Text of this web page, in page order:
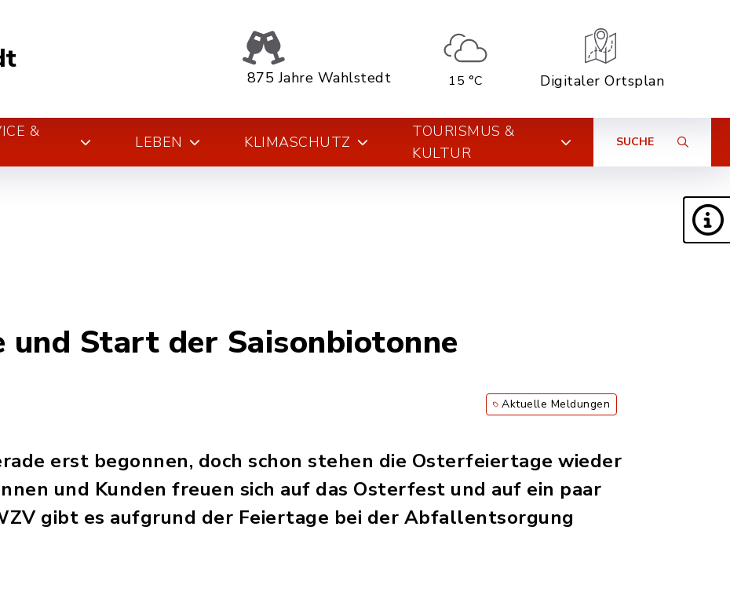
875 Jahre Wahlstedt 15 °C Digitaler Ortsplan
&
LEBEN KLIMASCHUTZ
TOURISMUS &
KULTUR
SUCHE
Start der Saisonbiotonne
Aktuelle Meldungen
erst begonnen, doch schon stehen die Osterfeiertage wieder
und Kunden freuen sich auf das Osterfest und auf ein paar
gibt es aufgrund der Feiertage bei der Abfallentsorgung